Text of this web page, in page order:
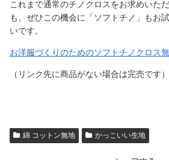
これまで通常のチノクロスをお求めいた
も、ぜひこの機会に「ソフトチノ」もお
いです。
お洋服づくりのためのソフトチノクロス
（リンク先に商品がない場合は完売です）
綿 コットン無地 かっこいい生地